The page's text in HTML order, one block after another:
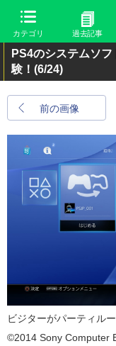
カテゴリ 過去記事
PS4のシステムソ
験！ (6/24)
前の画像
ビジターがパーティル
©2014 Sony Computer